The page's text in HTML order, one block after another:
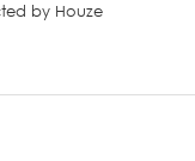
by Houze